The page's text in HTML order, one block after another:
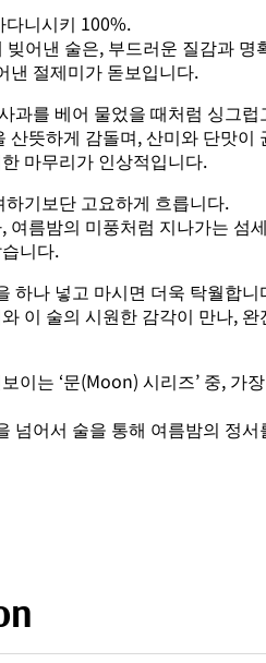
다니시키 100%.
어낸 술은, 부드러운 질감과 명
낸 절제미가 돋보입니다.
과를 베어 물었을 때처럼 싱그
산뜻하게 감돌며, 산미와 단맛이
마무리가 인상적입니다.
기보단 고요하게 흐릅니다.
여름밤의 미풍처럼 지나가는 섬
니다.
하나 넣고 마시면 더욱 탁월합니
이 술의 시원한 감각이 만나,
이는 ‘문(Moon) 시리즈’ 중, 가
넘어서 술을 통해 여름밤의 정